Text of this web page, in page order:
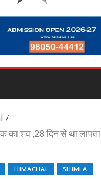
का शव ,28 दिन से था लापता
HIMACHAL SHIMLA